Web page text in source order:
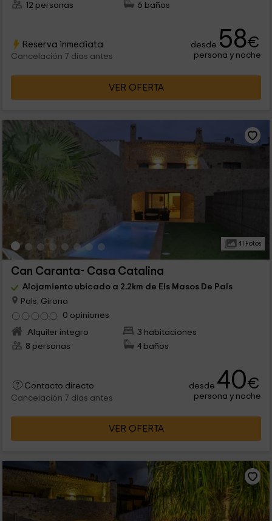
12 personas
6 baños
Reserva inmediata
Cancelación 7 días antes
desde 58€
persona y noche
VER OFERTA
41 Fotos
Can Caranta- Casa Catalina
Alojamiento ubicado a 2.2km de Els Masos De Pals
Pals, Girona
0 opiniones
Alquiler íntegro
3 habitaciones
8 personas
4 baños
Contacto directo
Cancelación 7 días antes
desde 40€
persona y noche
VER OFERTA